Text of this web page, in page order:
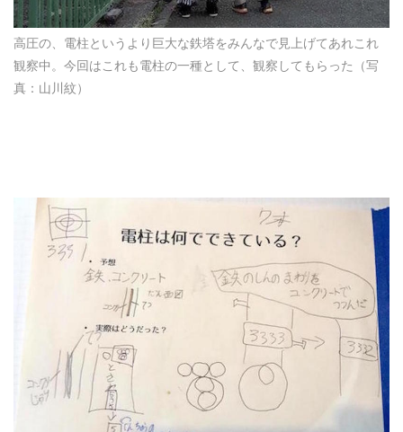
高圧の、電柱というより巨大な鉄塔をみんなで見上げてあれこれ
観察中。今回はこれも電柱の一種として、観察してもらった（写
真：山川紋）